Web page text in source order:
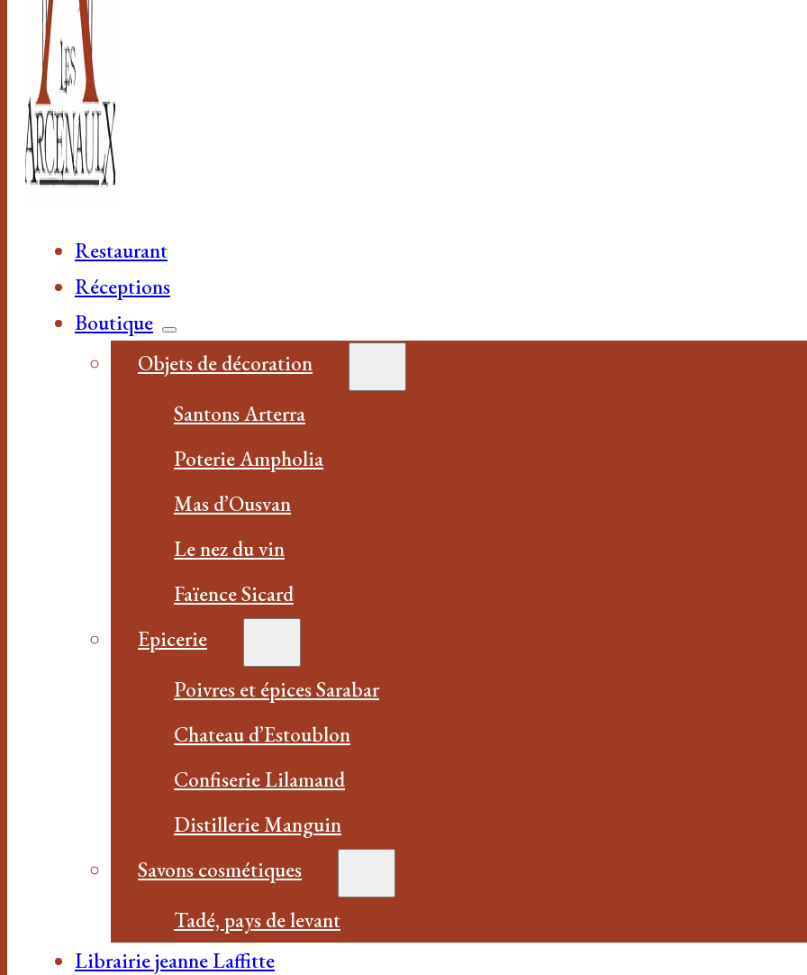
Restaurant
Réceptions
Boutique
Objets de décoration
Santons Arterra
Poterie Ampholia
Mas d’Ousvan
Le nez du vin
Faïence Sicard
Epicerie
Poivres et épices Sarabar
Chateau d’Estoublon
Confiserie Lilamand
Distillerie Manguin
Savons cosmétiques
Tadé, pays de levant
Librairie jeanne Laffitte